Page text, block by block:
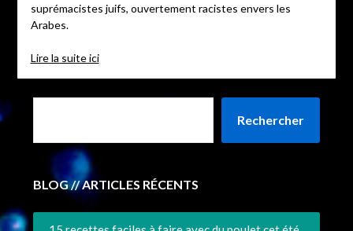
suprémacistes juifs, ouvertement racistes envers les
Arabes.
Lire la suite ici
Rechercher
BLOG // ARTICLES RÉCENTS